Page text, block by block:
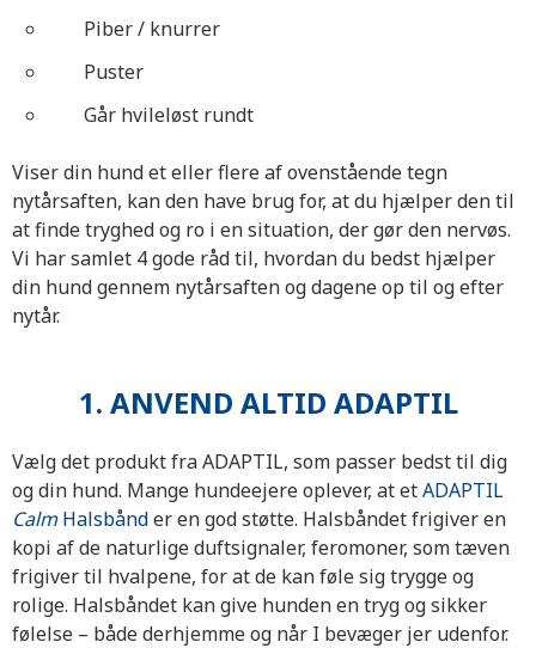
Piber / knurrer
Puster
Går hvileløst rundt
Viser din hund et eller flere af ovenstående tegn
nytårsaften, kan den have brug for, at du hjælper den til
at finde tryghed og ro i en situation, der gør den nervøs.
Vi har samlet 4 gode råd til, hvordan du bedst hjælper
din hund gennem nytårsaften og dagene op til og efter
nytår.
1. ANVEND ALTID ADAPTIL
Vælg det produkt fra ADAPTIL, som passer bedst til dig
og din hund. Mange hundeejere oplever, at etADAPTIL
CalmHalsbånder en god støtte. Halsbåndet frigiver en
kopi af de naturlige duftsignaler, feromoner, som tæven
frigiver til hvalpene, for at de kan føle sig trygge og
rolige. Halsbåndet kan give hunden en tryg og sikker
følelse – både derhjemme og når I bevæger jer udenfor.